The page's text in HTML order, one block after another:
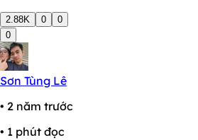
2.88K 0
0
0
Sơn Tùng Lê
• 2 năm trước
• 1 phút đọc